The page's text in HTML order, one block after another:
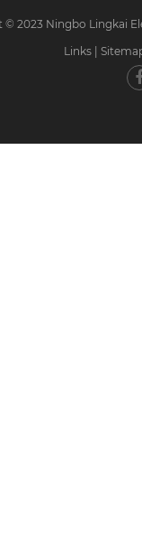
© 2023 Ningbo Lingkai
Links